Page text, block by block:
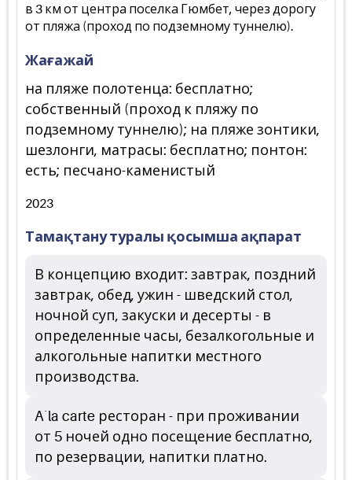
в 3 км от центра поселка Гюмбет, через дорогу
от пляжа (проход по подземному туннелю).
Жағажай
на пляже полотенца: бесплатно;
собственный (проход к пляжу по
подземному туннелю); на пляже зонтики,
шезлонги, матрасы: бесплатно; понтон:
есть; песчано-каменистый
2023
Тамақтану туралы қосымша ақпарат
В концепцию входит: завтрак, поздний
завтрак, обед, ужин - шведский стол,
ночной суп, закуски и десерты - в
определенные часы, безалкогольные и
алкогольные напитки местного
производства.
A`la carte ресторан - при проживании
от 5 ночей одно посещение бесплатно,
по резервации, напитки платно.